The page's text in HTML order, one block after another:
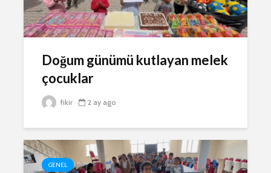
Doğum günümü kutlayan melek
çocuklar
fikir 2 ay ago
GENEL